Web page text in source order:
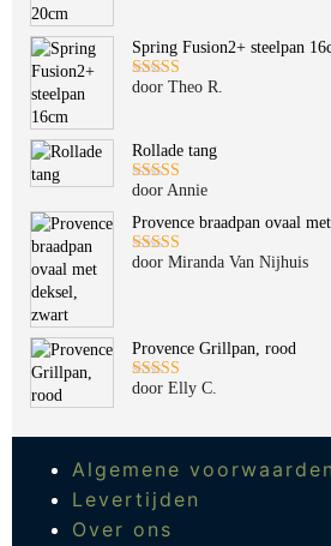
Spring Fusion2+ steelpan
Gewaardeerd
door Theo R.
Rollade tang
Gewaardeerd
door Annie
Provence braadpan ovaal
Gewaardeerd
door Miranda Van Nijhuis
Provence Grillpan, rood
Gewaardeerd
door Elly C.
Algemene voorwaarden
Levertijden
Over ons